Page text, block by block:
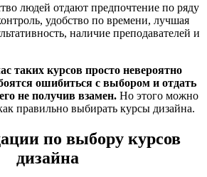
людей отдают предпочтение по ряду
удобство по времени, лучшая
наличие преподавателей и
таких курсов просто невероятно
ошибиться с выбором и отдать
не получив взамен. Но этого можно
правильно выбирать курсы дизайна.
по выбору курсов
дизайна